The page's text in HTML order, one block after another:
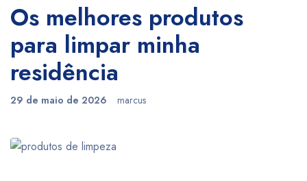
Os melhores produtos
para limpar minha
residência
29 de maio de 2026 marcus